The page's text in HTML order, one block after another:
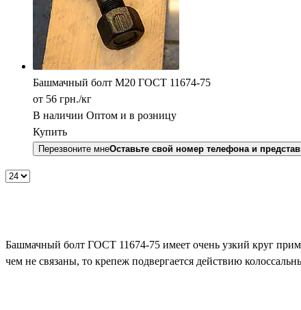
Башмачный болт М20 ГОСТ 11674-75
от 56 грн./кг
В наличии Оптом и в розницу
Купить
Перезвоните мнеОставьте свой номер телефона и
Башмачный болт ГОСТ 11674-75 имеет очень узкий круг
чем не связаны, то крепеж подвергается действию